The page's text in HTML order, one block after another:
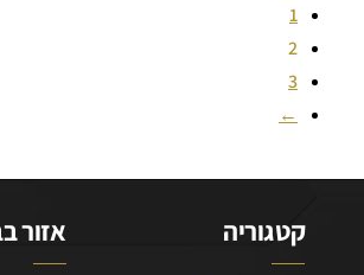
1
2
3
←
קטגוריה
אזור